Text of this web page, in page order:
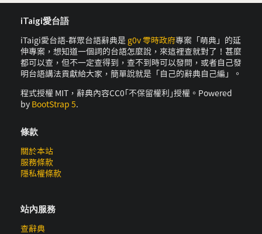
iTaigi愛台語
iTaigi愛台語-群眾台語辭典是 g0v 零時政府專案「萌典」的延
伸專案，想知道一個詞的台語怎麼說，來這裡查就對了！甚麼
都可以查，但不一定查得到，查不到時可以發問，或者自己發
明台語講法貢獻給大家，簡單說就是「自己的辭典自己編」。
程式授權 MIT，辭典內容CC0｢不保留權利｣授權。Powered
by BootStrap 5.
條款
關於本站
服務條款
隱私權條款
站內服務
查辭典